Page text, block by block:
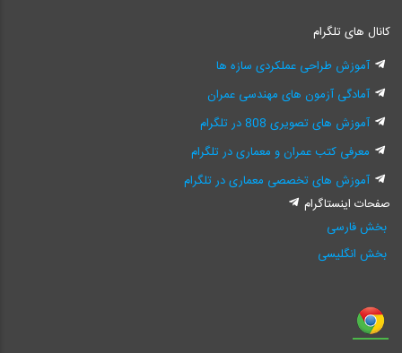
کانال های تلگرام
آموزش طراحی عملکردی سازه ها
آمادگی آزمون های مهندسی عمران
آموزش های تصویری 808 در تلگرام
معرفی کتب عمران و معماری در تلگرام
آموزش های تخصصی معماری در تلگرام
صفحات اینستاگرام
بخش فارسی
بخش انگلیسی